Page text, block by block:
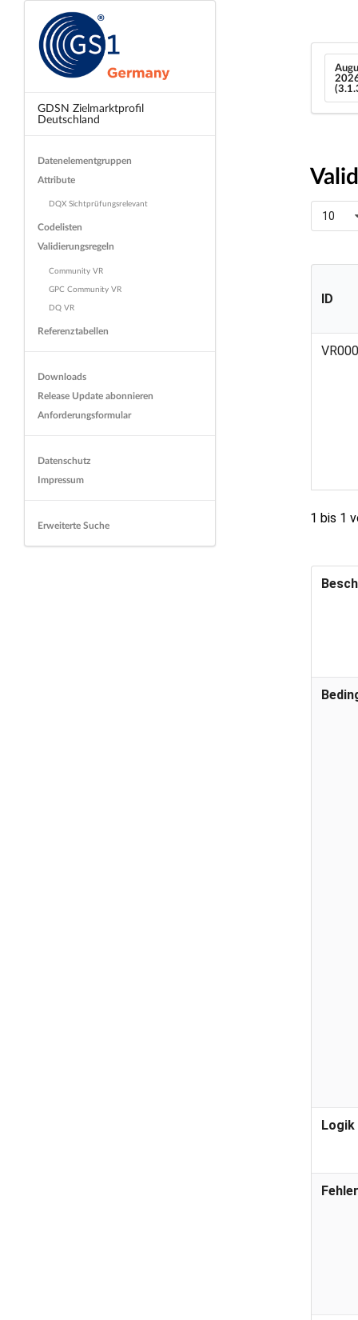
GDSN Zielmarktprofil
Deutschland
Datenelementgruppen
Attribute
DQX Sichtprüfungsrelevant
Codelisten
Validierungsregeln
Community VR
GPC Community VR
DQ VR
Referenztabellen
Downloads
Release Update abonnieren
Anforderungsformular
Datenschutz
Impressum
Erweiterte Suche
10
ID
1 bis 1
Logik